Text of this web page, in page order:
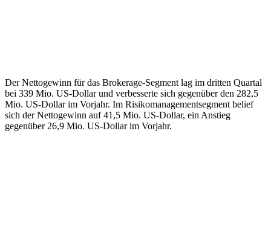
Der Nettogewinn für das Brokerage-Segment lag im dritten Quartal
bei 339 Mio. US-Dollar und verbesserte sich gegenüber den 282,5
Mio. US-Dollar im Vorjahr. Im Risikomanagementsegment belief
sich der Nettogewinn auf 41,5 Mio. US-Dollar, ein Anstieg
gegenüber 26,9 Mio. US-Dollar im Vorjahr.